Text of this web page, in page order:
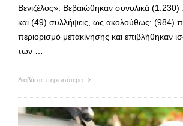
Βενιζέλος». Βεβαιώθηκαν συνολικά (1.230)
και (49) συλλήψεις, ως ακολούθως: (984)
περιορισμό μετακίνησης και επιβλήθηκαν
των …
Διαβάστε περισσότερα